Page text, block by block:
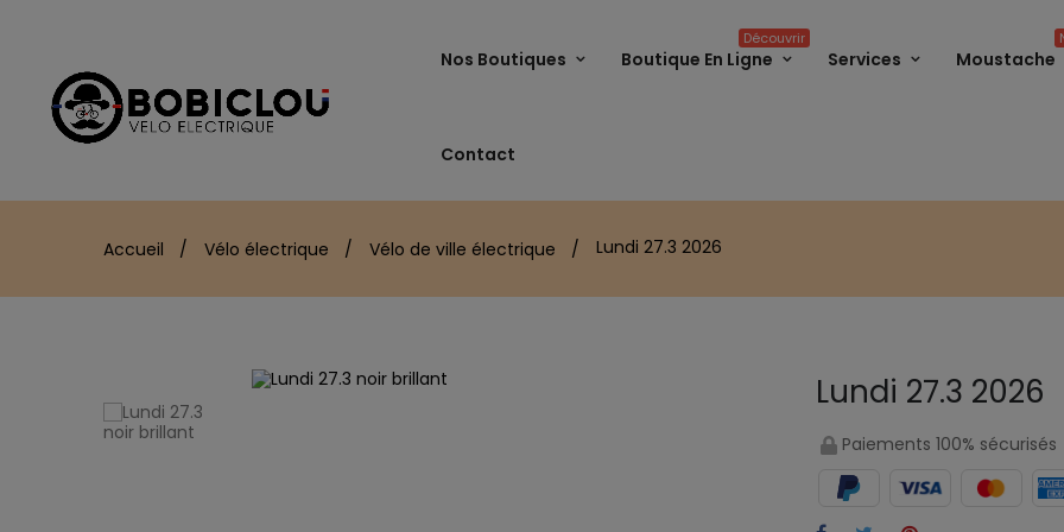
Nos Boutiques Boutique En Ligne
Découvrir
Services Moustache
Contact
Accueil Vélo électrique Vélo de ville électrique Lundi 27.3 2026
Lundi 27.3 2026
Paiements 100% sécurisés